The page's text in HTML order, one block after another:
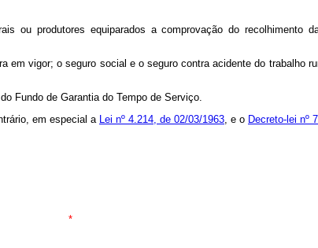
produtores equiparados a comprovação do recolhimento
ora em vigor; o seguro social e o seguro contra acidente do
Fundo de Garantia do Tempo de Serviço.
em especial a Lei nº 4.214, de 02/03/1963, e o Decreto-lei nº
*